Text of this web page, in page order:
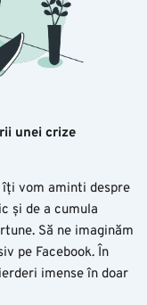
unei crize
vom aminti despre
și de a cumula
Să ne imaginăm
pe Facebook. În
imense în doar